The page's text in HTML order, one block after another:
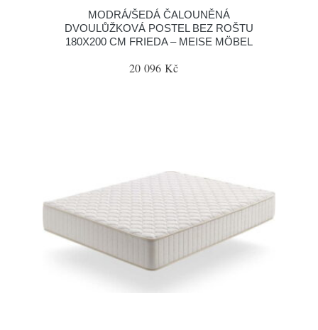
MODRÁ/ŠEDÁ ČALOUNĚNÁ
DVOULŮŽKOVÁ POSTEL BEZ ROŠTU
180X200 CM FRIEDA – MEISE MÖBEL
20 096 Kč